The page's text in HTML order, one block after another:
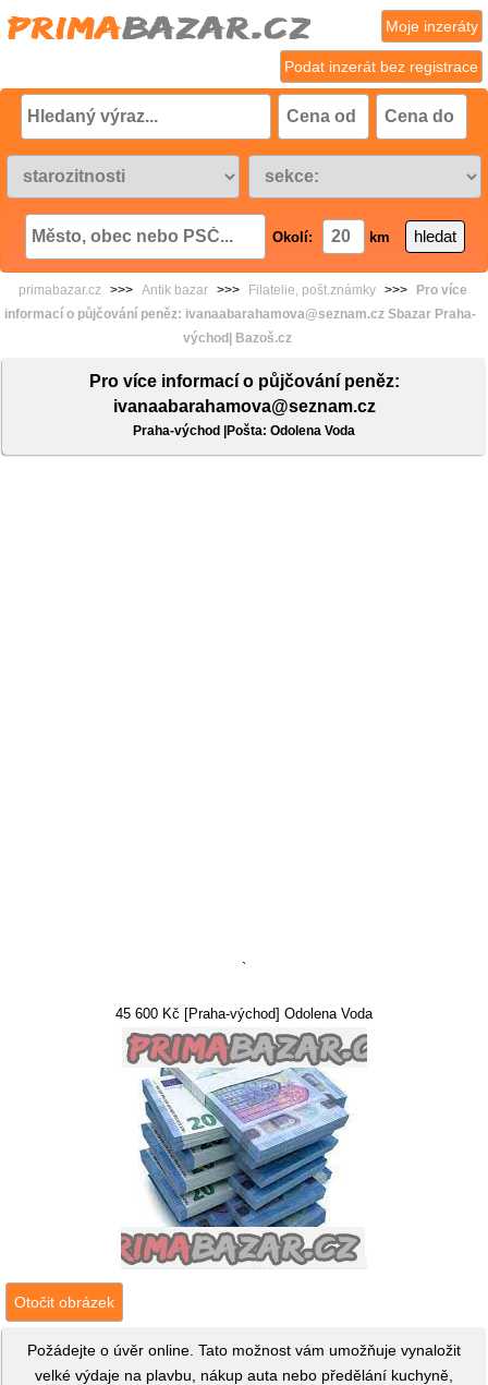
Podat inzerát bez registrace
Moje inzeráty
Okolí: km
primabazar.cz >>> Antik bazar >>> Filatelie, pošt.známky >>>
Pro více
informací o půjčování peněz: ivanaabarahamova@seznam.cz Sbazar Praha-
východ| Bazoš.cz
Pro více informací o půjčování peněz:
ivanaabarahamova@seznam.cz
Praha-východ |Pošta: Odolena Voda
`
45 600 Kč [Praha-východ] Odolena Voda
Otočit obrázek
Požádejte o úvěr online. Tato možnost vám umožňuje vynaložit
velké výdaje na plavbu, nákup auta nebo předělání kuchyně,